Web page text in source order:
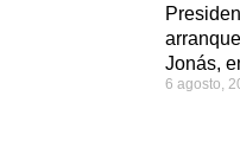
Jonás,
6 agosto,